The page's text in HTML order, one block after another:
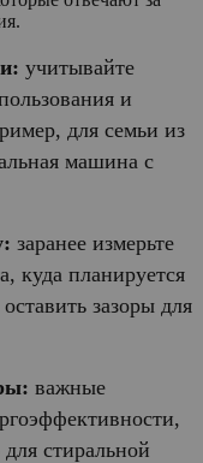
учитывайте
и
для семьи из
машина с
заранее измерьте
куда планируется
зазоры для
важные
стиральной